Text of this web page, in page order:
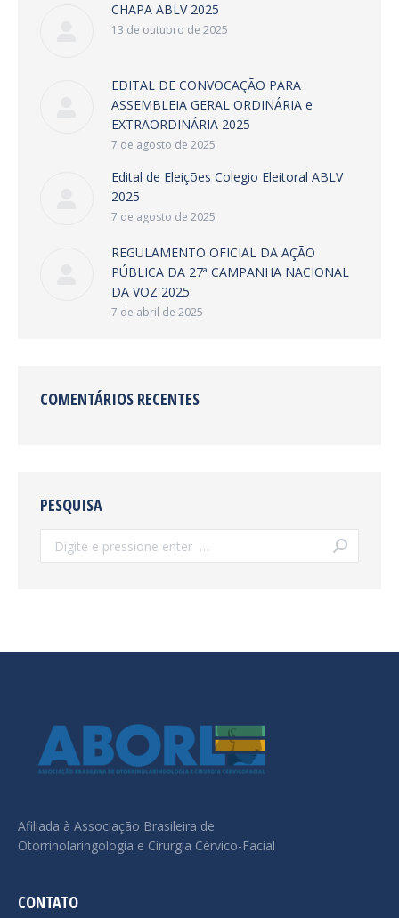
CHAPA ABLV 2025
13 de outubro de 2025
EDITAL DE CONVOCAÇÃO PARA
ASSEMBLEIA GERAL ORDINÁRIA e
EXTRAORDINÁRIA 2025
7 de agosto de 2025
Edital de Eleições Colegio Eleitoral ABLV
2025
7 de agosto de 2025
REGULAMENTO OFICIAL DA AÇÃO
PÚBLICA DA 27ª CAMPANHA NACIONAL
DA VOZ 2025
7 de abril de 2025
COMENTÁRIOS RECENTES
PESQUISA
Search:
Afiliada à Associação Brasileira de
Otorrinolaringologia e Cirurgia Cérvico-Facial
CONTATO